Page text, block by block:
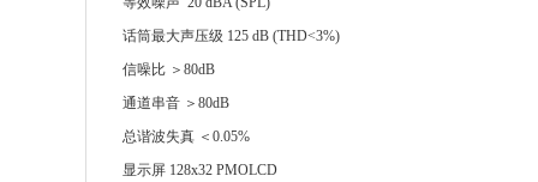
话筒最大声压级 125 dB (THD<3%)
信噪比 ＞80dB
通道串音 ＞80dB
总谐波失真 ＜0.05%
显示屏 128x32 PMOLCD